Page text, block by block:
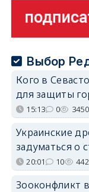
Выбор
Кого в
для защиты
15:13 0 3450
Украинские
задуматься о
20:01 10
Зооконфликт